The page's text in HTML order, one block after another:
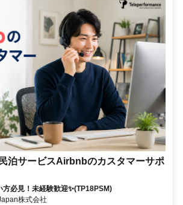
泊サービスAirbnbのカスタマーサポ
必見！未経験歓迎✨(TP18PSM)
株式会社